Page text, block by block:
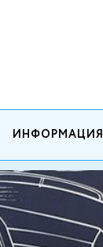
ИНФОРМАЦИЯ